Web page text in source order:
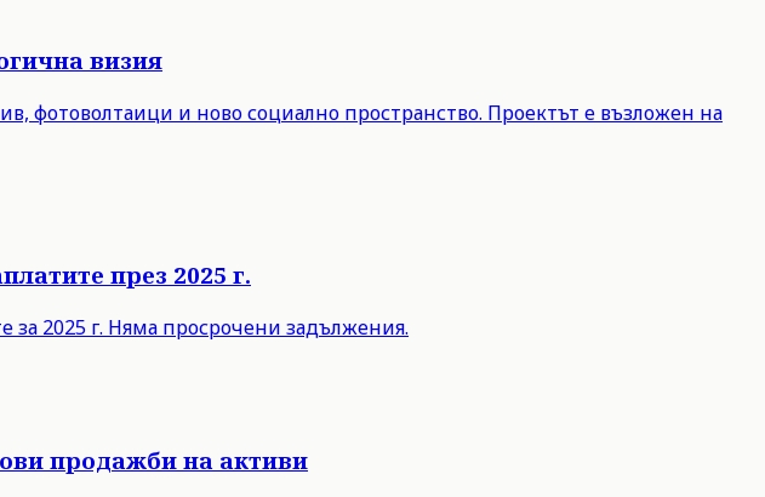
визия
фотоволтаици и ново социално пространство. Проектът е възложен на
през 2025 г.
за 2025 г. Няма просрочени задължения.
продажби на активи